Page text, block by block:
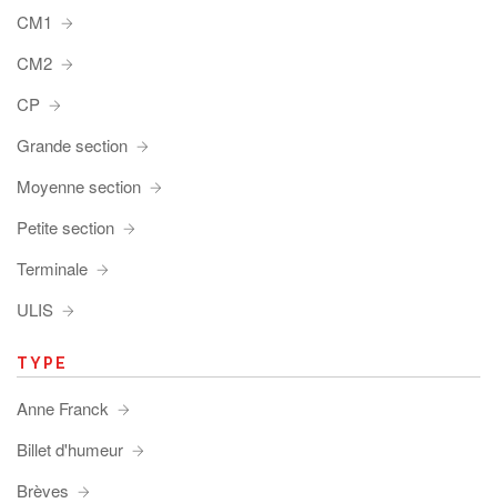
CM1
CM2
CP
Grande section
Moyenne section
Petite section
Terminale
ULIS
TYPE
Anne Franck
Billet d'humeur
Brèves